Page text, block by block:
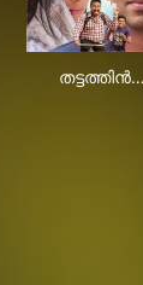
തട്ടത്തിൻ…